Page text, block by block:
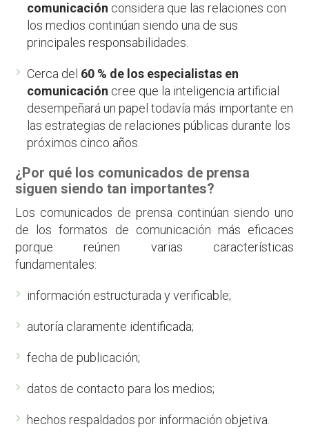
comunicación considera que las relaciones con
los medios continúan siendo una de sus
principales responsabilidades.
Cerca del 60 % de los especialistas en
comunicación cree que la inteligencia artificial
desempeñará un papel todavía más importante en
las estrategias de relaciones públicas durante los
próximos cinco años.
¿Por qué los comunicados de prensa
siguen siendo tan importantes?
Los comunicados de prensa continúan siendo uno
de los formatos de comunicación más eficaces
porque reúnen varias características
fundamentales:
información estructurada y verificable;
autoría claramente identificada;
fecha de publicación;
datos de contacto para los medios;
hechos respaldados por información objetiva.